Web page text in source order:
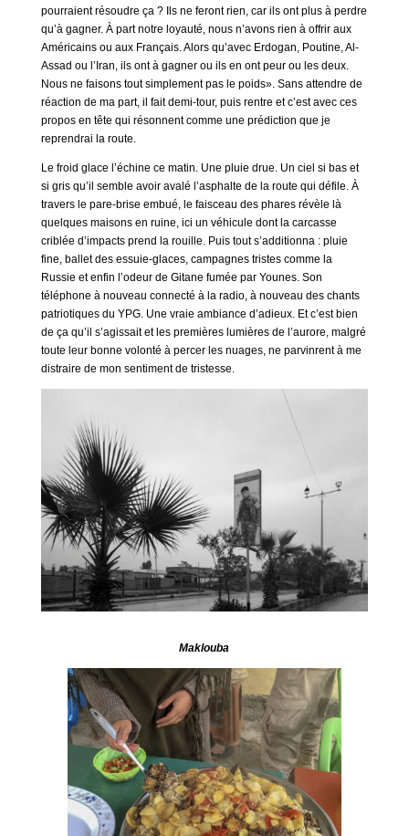
pourraient résoudre ça ? Ils ne feront rien, car ils ont plus à perdre
qu’à gagner. À part notre loyauté, nous n’avons rien à offrir aux
Américains ou aux Français. Alors qu’avec Erdogan, Poutine, Al-
Assad ou l’Iran, ils ont à gagner ou ils en ont peur ou les deux.
Nous ne faisons tout simplement pas le poids». Sans attendre de
réaction de ma part, il fait demi-tour, puis rentre et c’est avec ces
propos en tête qui résonnent comme une prédiction que je
reprendrai la route.
Le froid glace l’échine ce matin. Une pluie drue. Un ciel si bas et
si gris qu’il semble avoir avalé l’asphalte de la route qui défile. À
travers le pare-brise embué, le faisceau des phares révèle là
quelques maisons en ruine, ici un véhicule dont la carcasse
criblée d’impacts prend la rouille. Puis tout s’additionna : pluie
fine, ballet des essuie-glaces, campagnes tristes comme la
Russie et enfin l’odeur de Gitane fumée par Younes. Son
téléphone à nouveau connecté à la radio, à nouveau des chants
patriotiques du YPG. Une vraie ambiance d’adieux. Et c’est bien
de ça qu’il s’agissait et les premières lumières de l’aurore, malgré
toute leur bonne volonté à percer les nuages, ne parvinrent à me
distraire de mon sentiment de tristesse.
Maklouba